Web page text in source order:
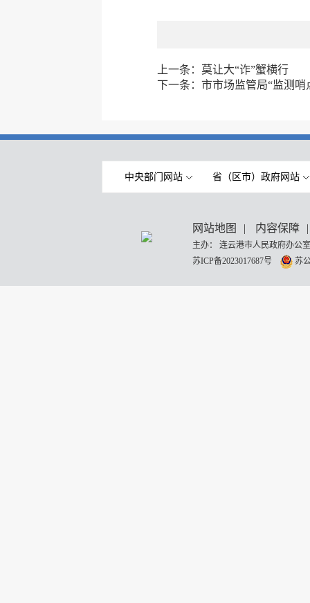
上一条： 莫让大“诈”蟹横行
下一条： 市市场监管局“监测
中央部门网站 省（区市）政府网站
网站地图 | 内容保障 |
主办： 连云港市人民政府办
苏ICP备2023017687号
苏